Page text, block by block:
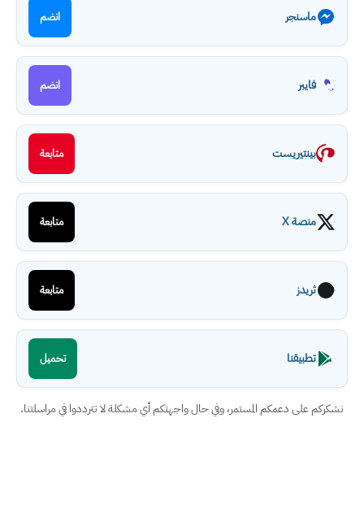
ماسنجر انضم
فايبر انضم
بينتيريست متابعة
منصة X متابعة
ثريدز متابعة
تطبيقنا تحميل
نشكركم على دعمكم المستمر، وفي حال واجهتكم أي مشكلة لا تترددوا في مراسلتنا.